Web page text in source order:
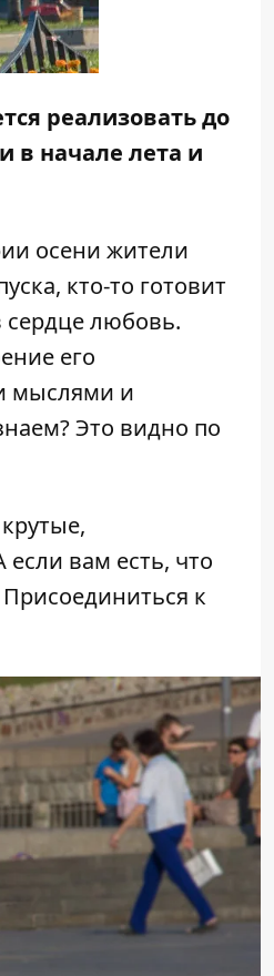
реализовать до
в начале лета и
осени жители
кто-то готовит
любовь.
его
мыслями и
Это видно по
если вам есть, что
к